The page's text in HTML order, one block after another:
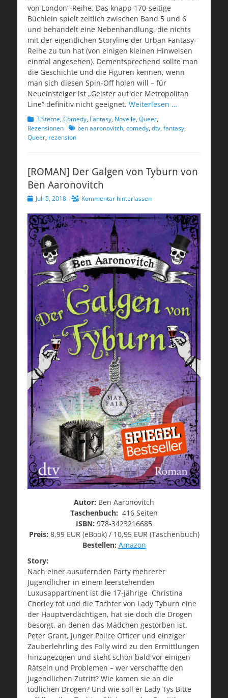
von London“-Reihe. Das knapp 170-seitige
Büchlein spielt zeitlich zwischen Band 5 und 6
und behandelt eine Nebenhandlung, die nichts
mit der eigentlichen Storyline der Urban Fantasy-
Reihe zu tun hat (von einigen kleinen Hinweisen
einmal angesehen). Dementsprechend sollte man
die Geschichte und die Figuren kennen, wenn
man sich diesen Spin-Off holen will – für
Neueinsteiger ist „Geister auf der Metropolitan
Line“ definitiv nicht geeignet. Weiterlesen …
Kategorien
3 Sterne, Comedy, Fantasy, Novelle, Queer,
Rezensionen Schlagworte
ben aaronovitch, comedy, dtv, fantasy,
Queer, rezension
[ROMAN] Der Galgen von Tyburn von
Ben Aaronovitch
Veröffentlicht
Juli 5, 2018 Kommentar hinterlassen
Autor: Ben Aaronovitch
Taschenbuch: 416 Seiten
ISBN: 978-3423216685
Preis: 8,99 EUR (eBook) / 10,95 EUR (Taschenbuch)
Bestellen: Amazon
Story:
Nach einer ausufernden Party mehrerer
Jugendlicher in einem leerstehenden
Luxusappartment ist die 17-jährige Christina
Chorley tot und die Tochter von Lady Tyburn eine
der Hauptverdächtigen, hat sie doch die Drogen
besorgt, an denen das Mädchen gestorben ist.
Peter Grant, junger Police Officer und einziger
Zauberlehrling des Folly wird zu den Ermittlungen
hinzugezogen und steht schon bald vor einigen
Rätseln und Problemen – wer verschaffte den
Jugendlichen Zutritt? Wie kamen sie an die
tödlichen Drogen? Und wie soll er Lady Tys Bitte